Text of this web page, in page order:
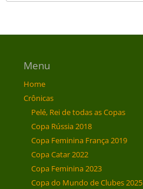
Menu
Home
Crônicas
Pelé, Rei de todas as Copas
Copa Rússia 2018
Copa Feminina França 2019
Copa Catar 2022
Copa Feminina 2023
Copa do Mundo de Clubes 2025